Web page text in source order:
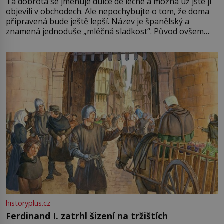
objevili v obchodech. Ale nepochybujte o tom, že doma
připravená bude ještě lepší. Název je španělský a
znamená jednoduše „mléčná sladkost“. Původ ovšem
pře hned několik latinskoamerických zemí a k tomu
Francie, kde se traduje,
historyplus.cz
Ferdinand I. zatrhl šizení na tržištích